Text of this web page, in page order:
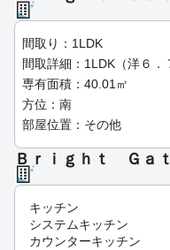
間取り：1LDK
間取詳細：1LDK（洋６．
専有面積：40.01㎡
方位：南
部屋位置：その他
Ｂｒｉｇｈｔ Ｇａ
キッチン
システムキッチン
カウンターキッチン